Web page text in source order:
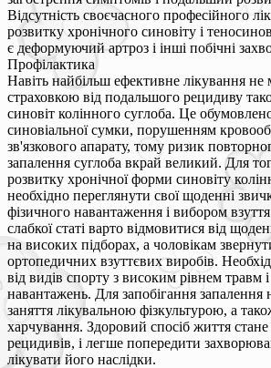
Відсутність своєчасного професійного
розвитку хронічного синовіту і
є деформуючий артроз і інші побічні
Профілактика
Навіть найбільш ефективне лікування не
страховкою від подальшого рецидиву
синовіт колінного суглоба. Це
синовіальної сумки, порушенням
зв'язкового апарату, тому ризик
запалення суглоба вкрай великий. Для
розвитку хронічної форми синовіту
необхідно переглянути свої щоденні
фізичного навантаження і вибором
слабкої статі варто відмовитися від
на високих підборах, а чоловікам
ортопедичних взуттєвих виробів.
від видів спорту з високим рівнем травм
навантажень. Для запобігання запалення
заняття лікувальною фізкультурою, а
харчування. Здоровий спосіб життя стане
рецидивів, і легше попередити
лікувати його наслідки.